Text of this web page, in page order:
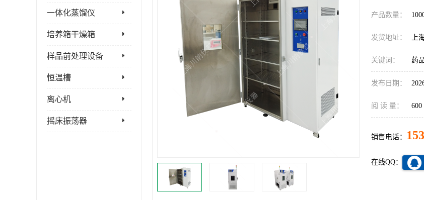
一体化蒸馏仪
培养箱干燥箱
样品前处理设备
恒温槽
离心机
摇床振荡器
产品数量：
发货地址： 上
关键词： 药
发布日期：
阅 读 量： 600
销售电话：
在线QQ：